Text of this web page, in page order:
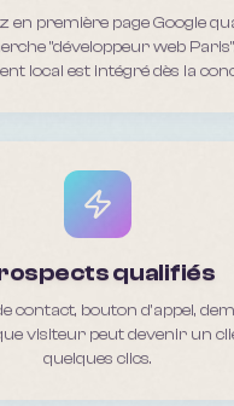
en première page Google
"développeur web
local est intégré dès la
qualifiés
contact, bouton d'appel,
visiteur peut devenir un
quelques clics.